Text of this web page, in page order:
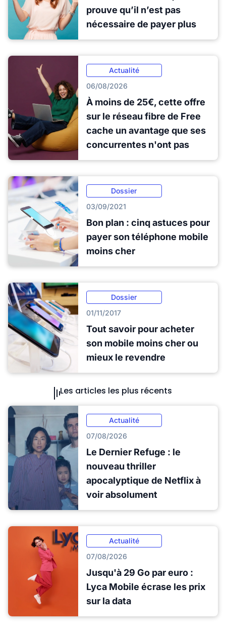
prouve qu’il n’est pas
nécessaire de payer plus
Actualité
06/08/2026
À moins de 25€, cette offre
sur le réseau fibre de Free
cache un avantage que ses
concurrentes n'ont pas
Dossier
03/09/2021
Bon plan : cinq astuces pour
payer son téléphone mobile
moins cher
Dossier
01/11/2017
Tout savoir pour acheter
son mobile moins cher ou
mieux le revendre
Les articles les plus récents
Actualité
07/08/2026
Le Dernier Refuge : le
nouveau thriller
apocalyptique de Netflix à
voir absolument
Actualité
07/08/2026
Jusqu'à 29 Go par euro :
Lyca Mobile écrase les prix
sur la data